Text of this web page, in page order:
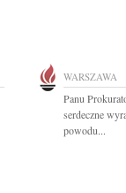
WARSZAWA
Panu
serdeczne
powodu...